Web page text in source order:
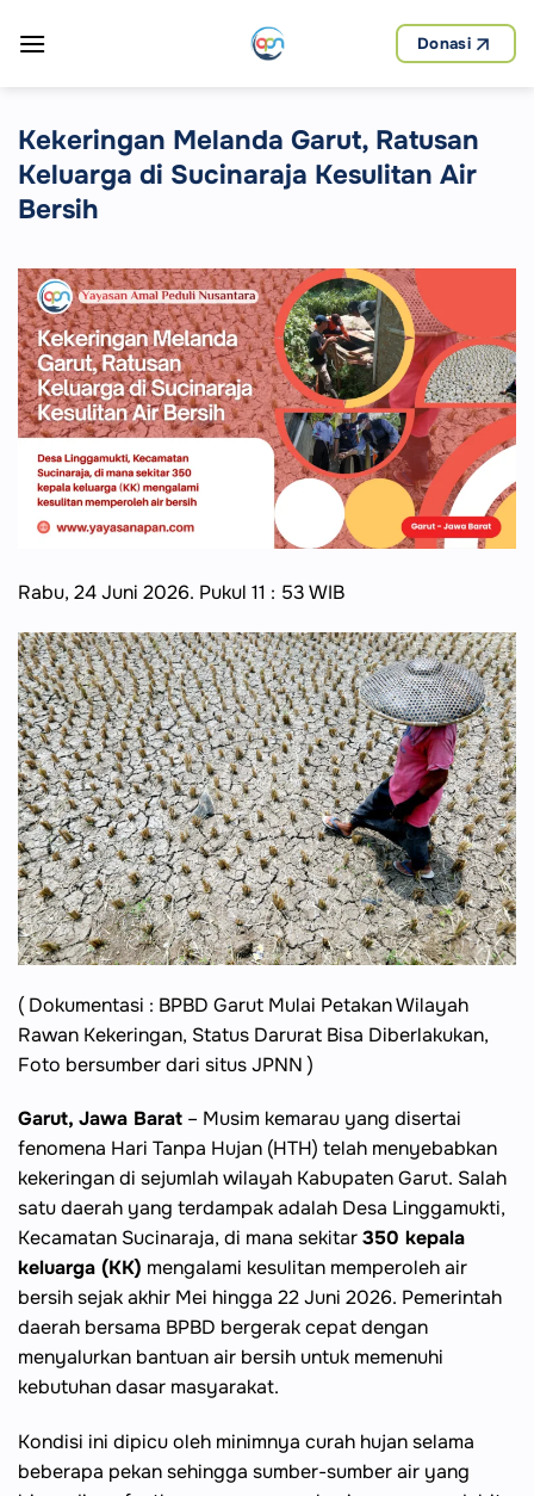
Donasi
Kekeringan Melanda Garut, Ratusan
Keluarga di Sucinaraja Kesulitan Air
Bersih
Rabu, 24 Juni 2026. Pukul 11 : 53 WIB
( Dokumentasi : BPBD Garut Mulai Petakan Wilayah
Rawan Kekeringan, Status Darurat Bisa Diberlakukan,
Foto bersumber dari situs JPNN )
Garut, Jawa Barat – Musim kemarau yang disertai
fenomena Hari Tanpa Hujan (HTH) telah menyebabkan
kekeringan di sejumlah wilayah Kabupaten Garut. Salah
satu daerah yang terdampak adalah Desa Linggamukti,
Kecamatan Sucinaraja, di mana sekitar350 kepala
keluarga (KK) mengalami kesulitan memperoleh air
bersih sejak akhir Mei hingga 22 Juni 2026. Pemerintah
daerah bersama BPBD bergerak cepat dengan
menyalurkan bantuan air bersih untuk memenuhi
kebutuhan dasar masyarakat.
Kondisi ini dipicu oleh minimnya curah hujan selama
beberapa pekan sehingga sumber-sumber air yang